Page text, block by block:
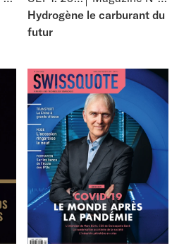
Hydrogène le carburant du
futur